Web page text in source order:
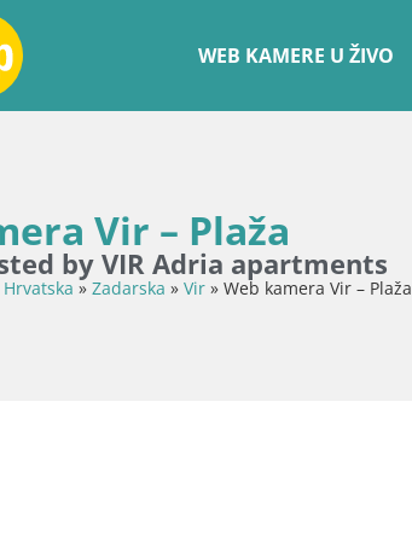
WEB KAMERE U ŽIVO
Vir – Plaža
by VIR Adria apartments
Hrvatska » Zadarska » Vir » Web kamera Vir – Plaža